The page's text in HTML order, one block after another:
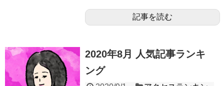
記事を読む
2020年8月 人気記事ランキ
ング